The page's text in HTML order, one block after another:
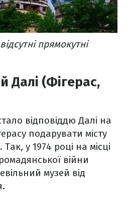
прямокутні
Далі (Фігерас,
відповіддю Далі на
подарувати місту
у 1974 році на місці
війни
музей від